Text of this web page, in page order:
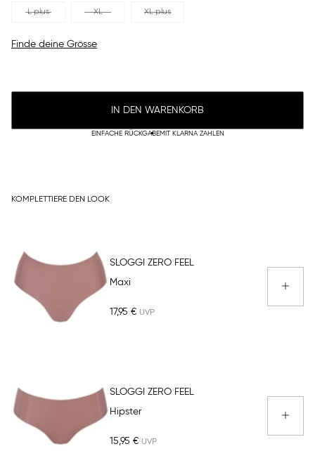
L plus XL XL plus
Finde deine Grösse
IN DEN WARENKORB
EINFACHE RÜCKGABEMIT KLARNA ZAHLEN
KOMPLETTIERE DEN LOOK
SLOGGI ZERO FEEL
Maxi
17,95 €
SLOGGI ZERO FEEL
Hipster
15,95 €